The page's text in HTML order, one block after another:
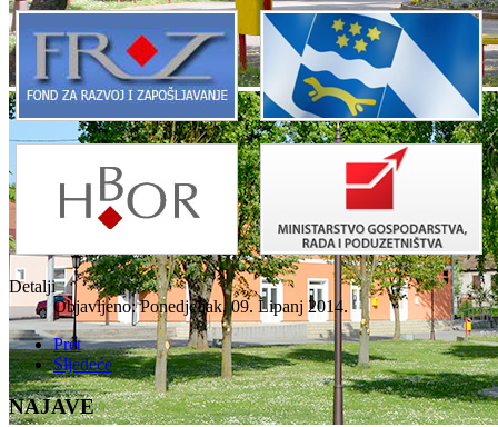
Detalji
Objavljeno: Ponedjeljak, 09. Lipanj 2014.
Pret
Sljedeće
NAJAVE